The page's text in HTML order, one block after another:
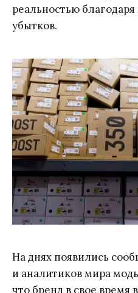
реальностью
убытков.
На днях появились
и аналитиков мира
что бренд в свое время